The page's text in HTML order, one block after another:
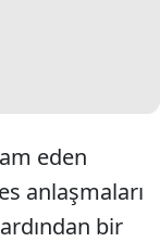
eden
anlaşmaları
bir